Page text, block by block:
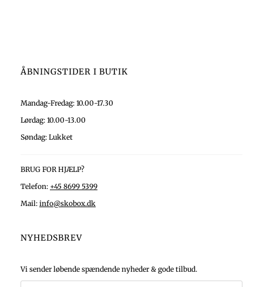
ÅBNINGSTIDER I BUTIK
Mandag-Fredag: 10.00-17.30
Lørdag: 10.00-13.00
Søndag: Lukket
BRUG FOR HJÆLP?
Telefon: +45 8699 5399
Mail: info@skobox.dk
NYHEDSBREV
Vi sender løbende spændende nyheder & gode tilbud.